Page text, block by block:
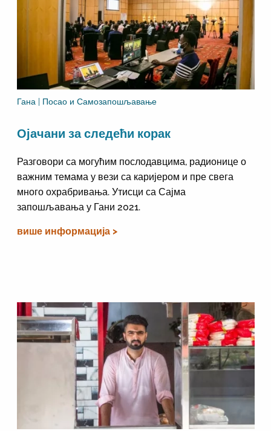
Гана | Посао и Самозапошљавање
Ојачани за следећи корак
Разговори са могућим послодавцима, радионице о
важним темама у вези са каријером и пре свега
много охрабривања. Утисци са Сајма
запошљавања у Гани 2021.
више информација >